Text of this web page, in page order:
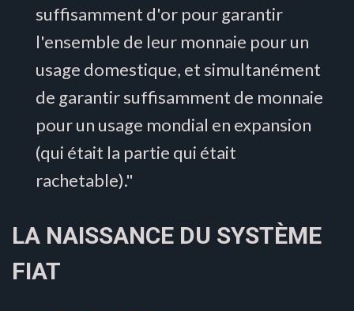
suffisamment d'or pour garantir
l'ensemble de leur monnaie pour un
usage domestique, et simultanément
de garantir suffisamment de monnaie
pour un usage mondial en expansion
(qui était la partie qui était
rachetable)."
LA NAISSANCE DU SYSTÈME
FIAT